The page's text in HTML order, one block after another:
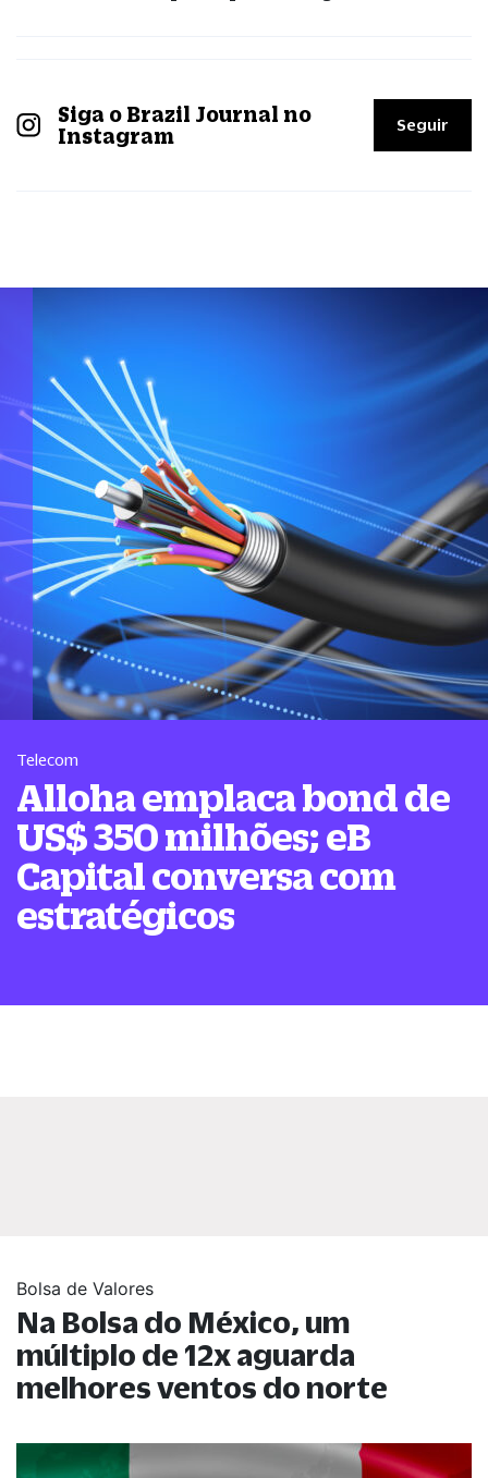
Siga o Brazil Journal no
Instagram
Seguir
Telecom
Alloha emplaca bond de
US$ 350 milhões; eB
Capital conversa com
estratégicos
Bolsa de Valores
Na Bolsa do México, um
múltiplo de 12x aguarda
melhores ventos do norte